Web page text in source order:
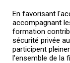
En favorisant
accompagnant
formation
sécurité privée
participent
l'ensemble de la